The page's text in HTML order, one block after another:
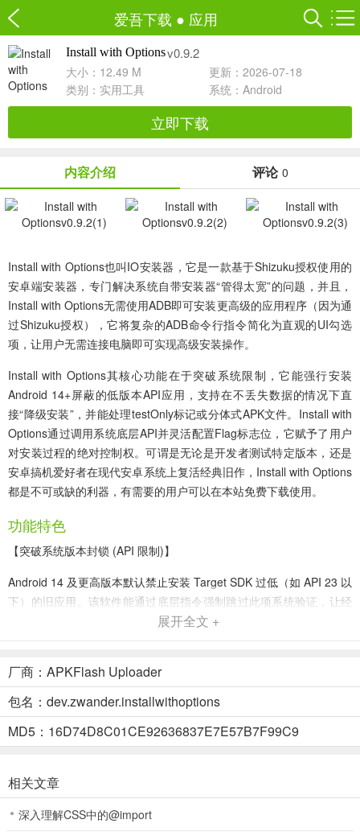
爱吾下载 ● 应用
Install with Optionsv0.9.2
大小：12.49 M
更新：2026-07-18
类别： 实用工具 系统：Android
立即下载
内容介绍 评论 0
Install with Options也叫IO安装器 ，它是一款基于Shizuku授权使用的
安卓端安装器，专门解决系统自带安装器“管得太宽”的问题，并且，
Install with Options无需使用ADB即可安装更高级的应用程序（因为通
过Shizuku授权），它将复杂的ADB命令行指令简化为直观的UI勾选
项，让用户无需连接电脑即可实现高级安装操作。
Install with Options其核心功能在于突破系统限制，它能强行安装
Android 14+屏蔽的低版本API应用，支持在不丢失数据的情况下直
接“降级安装”，并能处理testOnly标记或分体式APK文件。Install with
Options通过调用系统底层API并灵活配置Flag标志位，它赋予了用户
对安装过程的绝对控制权。可谓是无论是开发者测试特定版本，还是
安卓搞机爱好者在现代安卓系统上复活经典旧作，Install with Options
都是不可或缺的利器，有需要的用户可以在本站免费下载使用。
功能特色
【突破系统版本封锁 (API 限制)】
Android 14 及更高版本默认禁止安装 Target SDK 过低（如 API 23 以
下）的旧应用。该软件能通过底层指令强制跳过此项系统验证，让经
典的老旧软件在现代手机上“起死回生”。
系统自带安装器通常禁止“高版本覆盖安装低版本”，必须卸载并清除
数据。该工具支持开启`-d` (Allow Downgrade)标志位，实现无损降
级，完美保留应用数据和设置。
能轻松安装被开发者标记为 `testOnly`（仅限测试）的应用。这类
法安装”。
展开全文 +
厂商：APKFlash Uploader
包名：dev.zwander.installwithoptions
MD5：16D74D8C01CE92636837E7E57B7F99C9
相关文章
深入理解CSS中的@import